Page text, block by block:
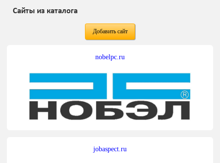
Сайты из каталога
Добавить сайт
nobelpc.ru
jobaspect.ru